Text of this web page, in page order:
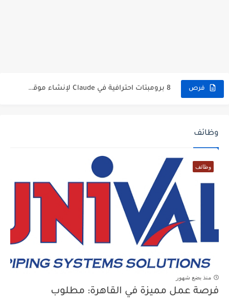
فرص 8 برومبتات احترافية في Claude لإنشاء موقع ويب احترافي بالذكاء...
وظائف
وظائف
منذ بضع شهور
فرصة عمل مميزة في القاهرة: مطلوب